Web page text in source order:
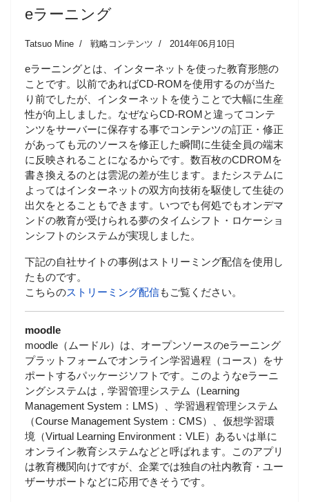
eラーニング
Tatsuo Mine 戦略コンテンツ 2014年06月10日
eラーニングとは、インターネットを使った教育形態の
ことです。以前であればCD-ROMを使用するのが当た
り前でしたが、インターネットを使うことで大幅に生産
性が向上しました。なぜならCD-ROMと違ってコンテ
ンツをサーバーに保存する事でコンテンツの訂正・修正
があっても元のソースを修正した瞬間に生徒全員の端末
に反映されることになるからです。数百枚のCDROMを
書き換えるのとは雲泥の差が生じます。またシステムに
よってはインターネットの双方向技術を駆使して生徒の
出欠をとることもできます。いつでも何処でもオンデマ
ンドの教育が受けられる夢のタイムシフト・ロケーショ
ンシフトのシステムが実現しました。
下記の自社サイトの事例はストリーミング配信を使用し
たものです。
こちらのストリーミング配信もご覧ください。
moodle
moodle（ムードル）は、オープンソースのeラーニング
プラットフォームでオンライン学習過程（コース）をサ
ポートするパッケージソフトです。このようなeラーニ
ングシステムは，学習管理システム（Learning
Management System：LMS）、学習過程管理システム
（Course Management System：CMS）、仮想学習環
境（Virtual Learning Environment：VLE）あるいは単に
オンライン教育システムなどと呼ばれます。このアプリ
は教育機関向けですが、企業では独自の社内教育・ユー
ザーサポートなどに応用できそうです。